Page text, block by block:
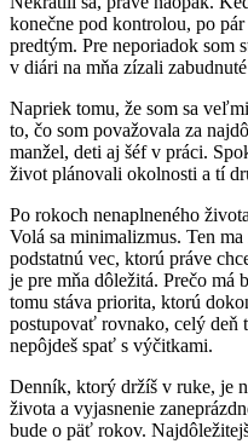
konečne pod kontrolou, po
predtým. Pre neporiadok som
v diári na mňa zízali
Napriek tomu, že som sa
to, čo som považovala za
manžel, deti aj šéf v práci.
život plánovali okolnosti a tí
Po rokoch nenaplneného
Volá sa minimalizmus. Ten
podstatnú vec, ktorú práve
je pre mňa dôležitá. Prečo má
tomu stáva priorita, ktorú
postupovať rovnako, celý deň
nepôjdeš spať s výčitkami.
Denník, ktorý držíš v ruke, je
života a vyjasnenie
bude o päť rokov.